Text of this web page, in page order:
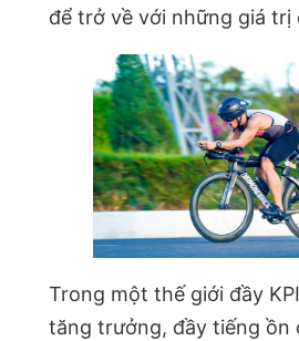
để trở về với những giá trị
Trong một thế giới đầy
tăng trưởng, đầy tiếng ồn